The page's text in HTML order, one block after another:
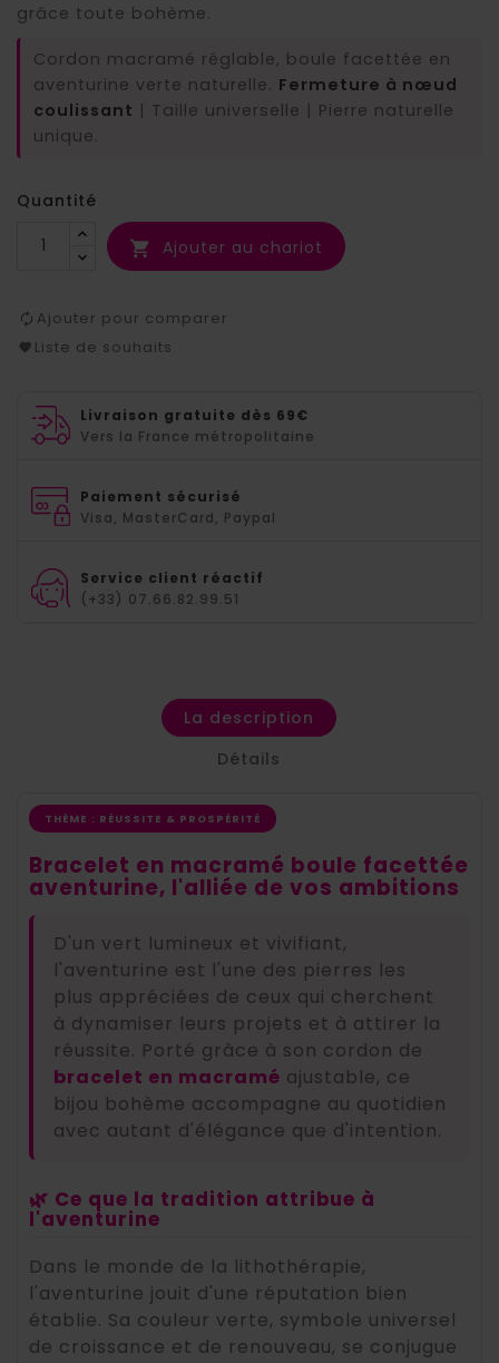
grâce toute bohème.
Cordon macramé réglable, boule facettée en
aventurine verte naturelle. Fermeture à nœud
coulissant | Taille universelle | Pierre naturelle
unique.
Quantité
 Ajouter au chariot
Ajouter pour comparer
Liste de souhaits
Livraison gratuite dès 69€
Vers la France métropolitaine
Paiement sécurisé
Visa, MasterCard, Paypal
Service client réactif
(+33) 07.66.82.99.51
La description
Détails
THÈME : RÉUSSITE & PROSPÉRITÉ
Bracelet en macramé boule facettée
aventurine, l'alliée de vos ambitions
D'un vert lumineux et vivifiant,
l'aventurine est l'une des pierres les
plus appréciées de ceux qui cherchent
à dynamiser leurs projets et à attirer la
réussite. Porté grâce à son cordon de
bracelet en macramé ajustable, ce
bijou bohème accompagne au quotidien
avec autant d'élégance que d'intention.
🌿 Ce que la tradition attribue à
l'aventurine
Dans le monde de la lithothérapie,
l'aventurine jouit d'une réputation bien
établie. Sa couleur verte, symbole universel
de croissance et de renouveau, se conjugue